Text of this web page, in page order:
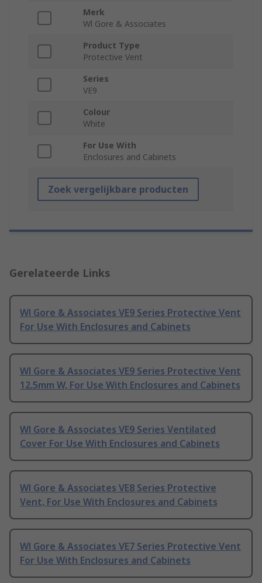
Merk
Wl Gore & Associates
Product Type
Protective Vent
Series
VE9
Colour
White
For Use With
Enclosures and Cabinets
Zoek vergelijkbare producten
Gerelateerde Links
Wl Gore & Associates VE9 Series Protective Vent
For Use With Enclosures and Cabinets
Wl Gore & Associates VE9 Series Protective Vent
12.5mm W, For Use With Enclosures and Cabinets
Wl Gore & Associates VE9 Series Ventilated
Cover For Use With Enclosures and Cabinets
Wl Gore & Associates VE8 Series Protective
Vent, For Use With Enclosures and Cabinets
Wl Gore & Associates VE7 Series Protective Vent
For Use With Enclosures and Cabinets